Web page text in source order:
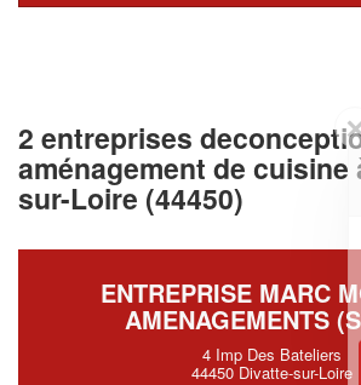
2 entreprises
aménagement de cuisine
sur-Loire (44450)
ENTREPRISE MARC
AMENAGEMENTS
4 Imp Des Bateliers
44450 Divatte-sur-Loire
✕
Vous êtes
Augmentez votre
vosmargestout en
nouveaux clients!
En savoir